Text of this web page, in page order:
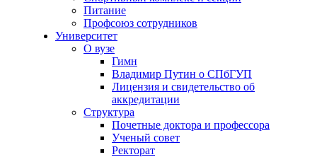
Питание
Профсоюз сотрудников
Университет
О вузе
Гимн
Владимир Путин о СПбГУП
Лицензия и свидетельство об
аккредитации
Структура
Почетные доктора и профессора
Ученый совет
Ректорат